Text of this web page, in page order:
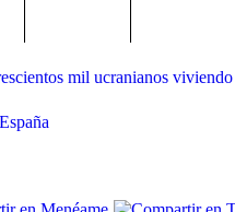
mil ucranianos
España